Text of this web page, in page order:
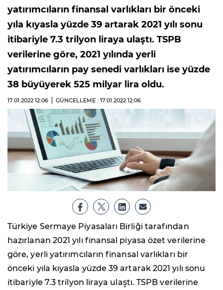
yatırımcıların finansal varlıkları bir önceki
yıla kıyasla yüzde 39 artarak 2021 yılı sonu
itibariyle 7.3 trilyon liraya ulaştı. TSPB
verilerine göre, 2021 yılında yerli
yatırımcıların pay senedi varlıkları ise yüzde
38 büyüyerek 525 milyar lira oldu.
17.01.2022 12:06 GÜNCELLEME : 17.01.2022 12:06
Türkiye Sermaye Piyasaları Birliği tarafından
hazırlanan 2021 yılı finansal piyasa özet verilerine
göre, yerli yatırımcıların finansal varlıkları bir
önceki yıla kıyasla yüzde 39 artarak 2021 yılı sonu
itibariyle 7.3 trilyon liraya ulaştı. TSPB verilerine